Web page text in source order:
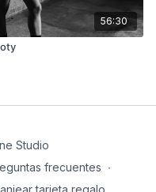
56:30
Studio
frecuentes ∙
tarjeta regalo